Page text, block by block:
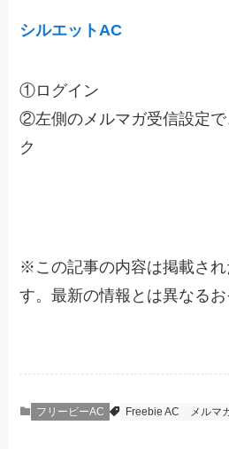
シルエットAC
①ログイン
②左側のメルマガ受信設定で
ク
※ この記事の内容は掲載さ
す。最新の情報とは異なるお
フリービーAC Freebie AC メルマ